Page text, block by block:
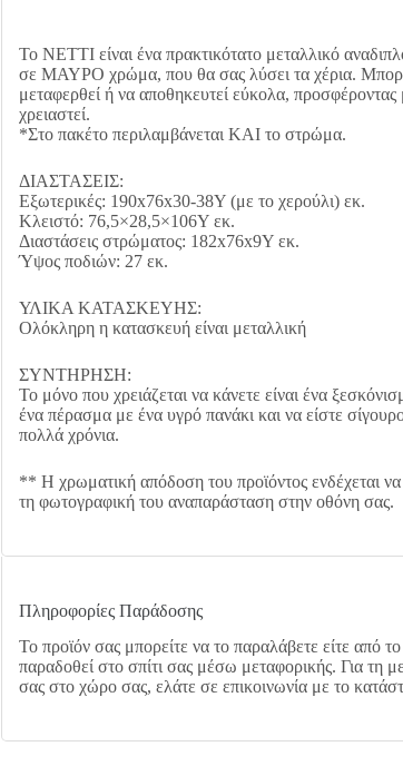
Το NETTI είναι ένα πρακτικότατο μεταλλικό
σε ΜΑΥΡΟ χρώμα, που θα σας λύσει τα χέρια.
μεταφερθεί ή να αποθηκευτεί εύκολα, προσφέροντας
χρειαστεί.
*Στο πακέτο περιλαμβάνεται ΚΑΙ το στρώμα.
ΔΙΑΣΤΑΣΕΙΣ:
Εξωτερικές: 190x76x30-38Υ (με το χερούλι) εκ.
Κλειστό: 76,5×28,5×106Υ εκ.
Διαστάσεις στρώματος: 182x76x9Υ εκ.
Ύψος ποδιών: 27 εκ.
ΥΛΙΚΑ ΚΑΤΑΣΚΕΥΗΣ:
Ολόκληρη η κατασκευή είναι μεταλλική
ΣΥΝΤΗΡΗΣΗ:
Το μόνο που χρειάζεται να κάνετε είναι ένα
ένα πέρασμα με ένα υγρό πανάκι και να είστε
πολλά χρόνια.
** Η χρωματική απόδοση του προϊόντος ενδέχεται
τη φωτογραφική του αναπαράσταση στην οθόνη σας.
Πληροφορίες Παράδοσης
Το προϊόν σας μπορείτε να το παραλάβετε είτε από
παραδοθεί στο σπίτι σας μέσω μεταφορικής. Για τη
σας στο χώρο σας, ελάτε σε επικοινωνία με το